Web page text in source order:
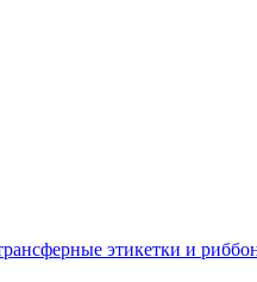
этикетки и